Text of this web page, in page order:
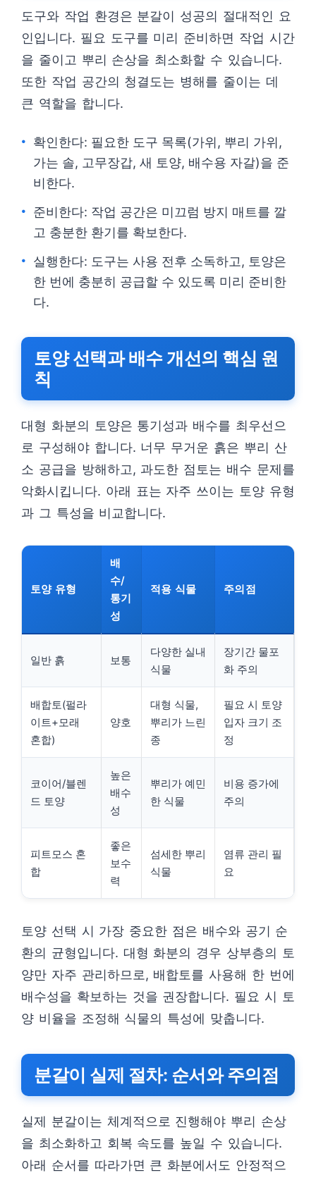
도구와 작업 환경은 분갈이 성공의 절대적인 요
인입니다. 필요 도구를 미리 준비하면 작업 시간
을 줄이고 뿌리 손상을 최소화할 수 있습니다.
또한 작업 공간의 청결도는 병해를 줄이는 데
큰 역할을 합니다.
확인한다: 필요한 도구 목록(가위, 뿌리 가위,
가는 솔, 고무장갑, 새 토양, 배수용 자갈)을 준
비한다.
준비한다: 작업 공간은 미끄럼 방지 매트를 깔
고 충분한 환기를 확보한다.
실행한다: 도구는 사용 전후 소독하고, 토양은
한 번에 충분히 공급할 수 있도록 미리 준비한
다.
토양 선택과 배수 개선의 핵심 원
칙
대형 화분의 토양은 통기성과 배수를 최우선으
로 구성해야 합니다. 너무 무거운 흙은 뿌리 산
소 공급을 방해하고, 과도한 점토는 배수 문제를
악화시킵니다. 아래 표는 자주 쓰이는 토양 유형
과 그 특성을 비교합니다.
토양 유형
배
수/
통기
성
적용 식물 주의점
일반 흙 보통
다양한 실내
식물
장기간 물포
화 주의
배합토(펄라
이트+모래
혼합)
양호
대형 식물,
뿌리가 느린
종
필요 시 토양
입자 크기 조
정
코이어/블렌
드 토양
높은
배수
성
뿌리가 예민
한 식물
비용 증가에
주의
피트모스 혼
합
좋은
보수
력
섬세한 뿌리
식물
염류 관리 필
요
토양 선택 시 가장 중요한 점은 배수와 공기 순
환의 균형입니다. 대형 화분의 경우 상부층의 토
양만 자주 관리하므로, 배합토를 사용해 한 번에
배수성을 확보하는 것을 권장합니다. 필요 시 토
양 비율을 조정해 식물의 특성에 맞춥니다.
분갈이 실제 절차: 순서와 주의점
실제 분갈이는 체계적으로 진행해야 뿌리 손상
을 최소화하고 회복 속도를 높일 수 있습니다.
아래 순서를 따라가면 큰 화분에서도 안정적으